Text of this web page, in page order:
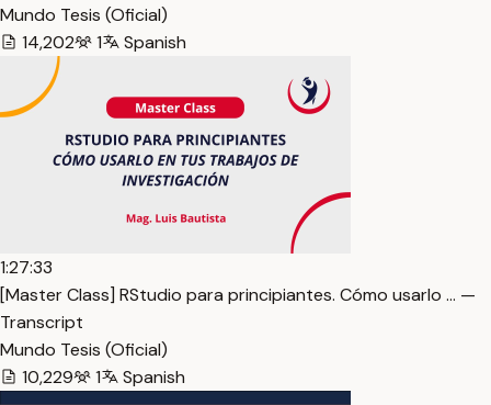
Mundo Tesis (Oficial)
14,202
1 Spanish
1:27:33
[Master Class] RStudio para principiantes. Cómo usarlo … —
Transcript
Mundo Tesis (Oficial)
10,229
1 Spanish